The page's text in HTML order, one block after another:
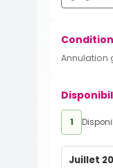
Annulation
1
Juillet